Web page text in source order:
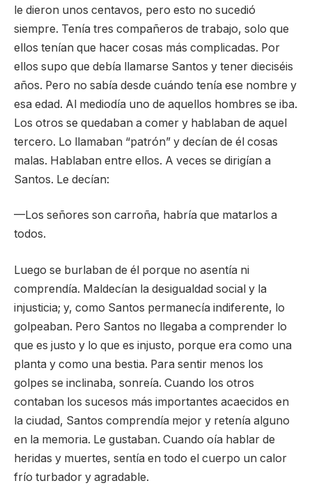
le dieron unos centavos, pero esto no sucedió
siempre. Tenía tres compañeros de trabajo, solo que
ellos tenían que hacer cosas más complicadas. Por
ellos supo que debía llamarse Santos y tener dieciséis
años. Pero no sabía desde cuándo tenía ese nombre y
esa edad. Al mediodía uno de aquellos hombres se iba.
Los otros se quedaban a comer y hablaban de aquel
tercero. Lo llamaban “patrón” y decían de él cosas
malas. Hablaban entre ellos. A veces se dirigían a
Santos. Le decían:
—Los señores son carroña, habría que matarlos a
todos.
Luego se burlaban de él porque no asentía ni
comprendía. Maldecían la desigualdad social y la
injusticia; y, como Santos permanecía indiferente, lo
golpeaban. Pero Santos no llegaba a comprender lo
que es justo y lo que es injusto, porque era como una
planta y como una bestia. Para sentir menos los
golpes se inclinaba, sonreía. Cuando los otros
contaban los sucesos más importantes acaecidos en
la ciudad, Santos comprendía mejor y retenía alguno
en la memoria. Le gustaban. Cuando oía hablar de
heridas y muertes, sentía en todo el cuerpo un calor
frío turbador y agradable.